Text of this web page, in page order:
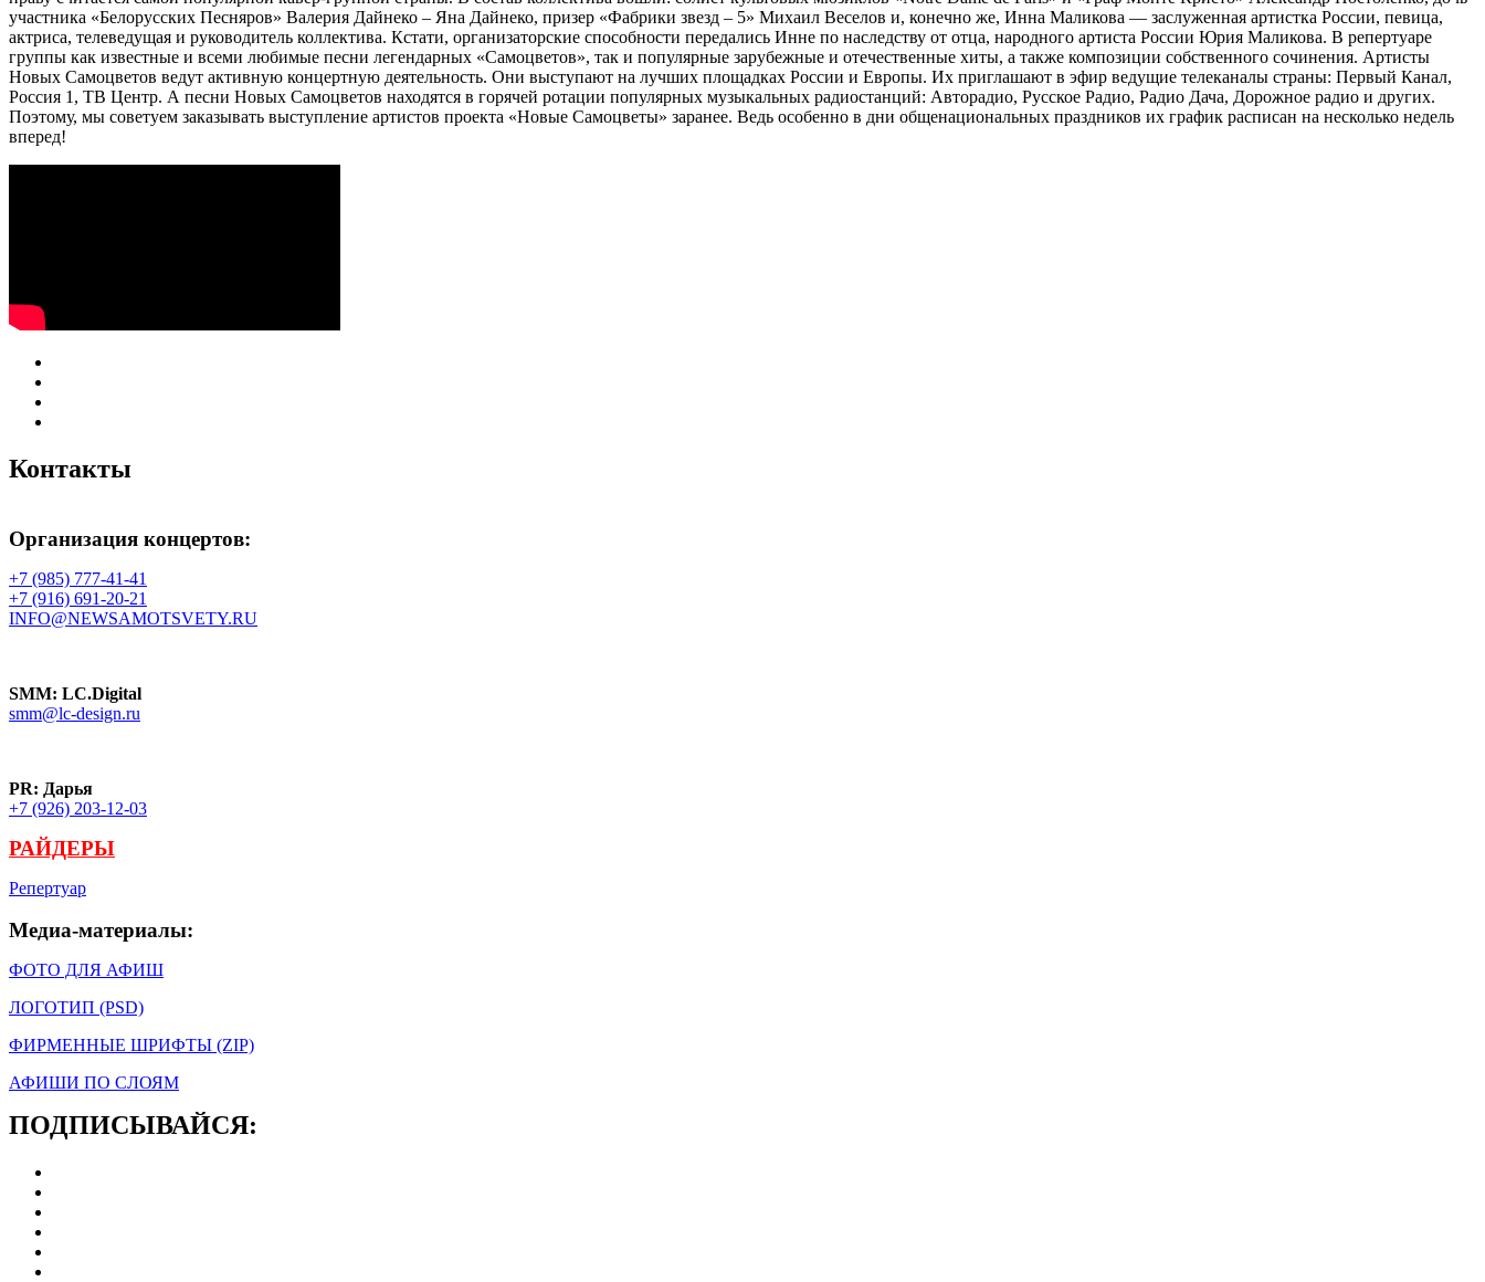
участника «Белорусских Песняров» Валерия Дайнеко – Яна Дайнеко, призер «Фабрики звезд – 5» Михаил Веселов и, конечно же, Инна Маликова — заслуженная артистка России, певица,
актриса, телеведущая и руководитель коллектива. Кстати, организаторские способности передались Инне по наследству от отца, народного артиста России Юрия Маликова. В репертуаре
группы как известные и всеми любимые песни легендарных «Самоцветов», так и популярные зарубежные и отечественные хиты, а также композиции собственного сочинения. Артисты
Новых Самоцветов ведут активную концертную деятельность. Они выступают на лучших площадках России и Европы. Их приглашают в эфир ведущие телеканалы страны: Первый Канал,
Россия 1, ТВ Центр. А песни Новых Самоцветов находятся в горячей ротации популярных музыкальных радиостанций: Авторадио, Русское Радио, Радио Дача, Дорожное радио и других.
Поэтому, мы советуем заказывать выступление артистов проекта «Новые Самоцветы» заранее. Ведь особенно в дни общенациональных праздников их график расписан на несколько недель
вперед!
Контакты
Организация концертов:
+7 (985) 777-41-41
+7 (916) 691-20-21
INFO@NEWSAMOTSVETY.RU
SMM: LC.Digital
smm@lc-design.ru
PR: Дарья
+7 (926) 203-12-03
РАЙДЕРЫ
Репертуар
Медиа-материалы:
ФОТО ДЛЯ АФИШ
ЛОГОТИП (PSD)
ФИРМЕННЫЕ ШРИФТЫ (ZIP)
АФИШИ ПО СЛОЯМ
ПОДПИСЫВАЙСЯ: